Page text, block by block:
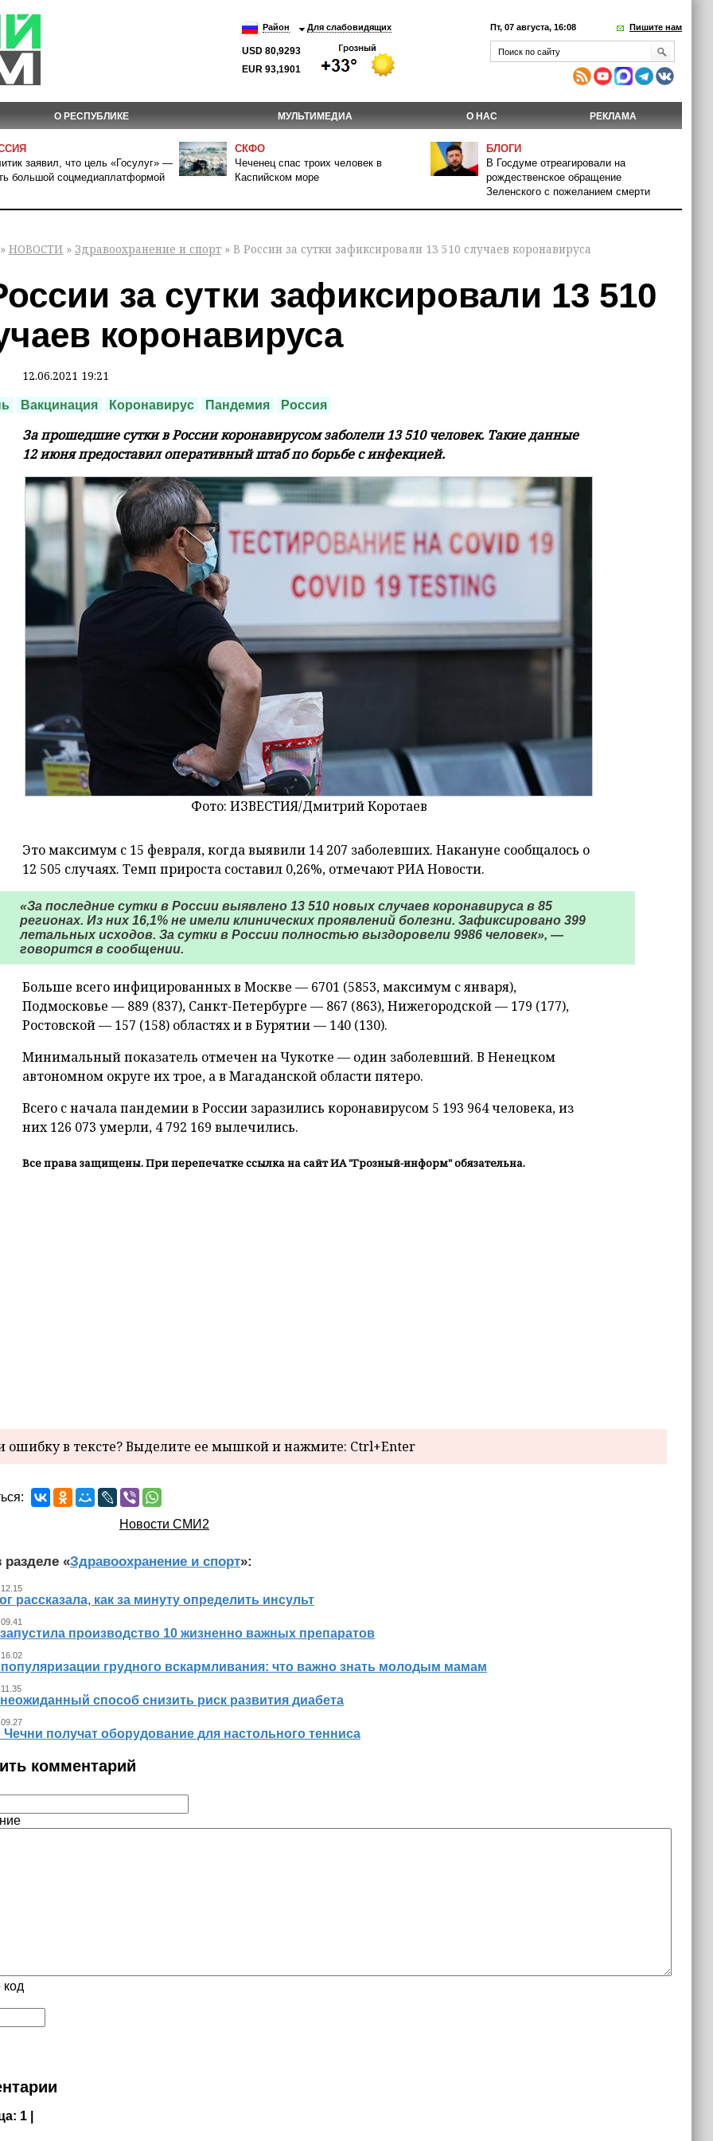
Район Для слабовидящих
USD 80,9293
EUR 93,1901
Пт, 07 августа, 16:08 Пишите нам
О РЕСПУБЛИКЕ МУЛЬТИМЕДИА О НАС РЕКЛАМА
заявил, что цель «Госулуг» —
большой соцмедиаплатформой
СКФО
Чеченец спас троих человек в
Каспийском море
БЛОГИ
В Госдуме отреагировали на
рождественское обращение
Зеленского с пожеланием смерти
» НОВОСТИ » Здравоохранение и спорт » В России за сутки зафиксировали 13 510 случаев коронавируса
за сутки зафиксировали 13 510
коронавируса
12.06.2021 19:21
Вакцинация Коронавирус Пандемия Россия
За прошедшие сутки в России коронавирусом заболели 13 510 человек. Такие данные
12 июня предоставил оперативный штаб по борьбе с инфекцией.
Фото: ИЗВЕСТИЯ/Дмитрий Коротаев
Это максимум с 15 февраля, когда выявили 14 207 заболевших. Накануне сообщалось о
12 505 случаях. Темп прироста составил 0,26%, отмечают РИА Новости.
«За последние сутки в России выявлено 13 510 новых случаев коронавируса в 85
регионах. Из них 16,1% не имели клинических проявлений болезни. Зафиксировано 399
летальных исходов. За сутки в России полностью выздоровели 9986 человек», —
говорится в сообщении.
Больше всего инфицированных в Москве — 6701 (5853, максимум с января),
Подмосковье — 889 (837), Санкт-Петербурге — 867 (863), Нижегородской — 179 (177),
Ростовской — 157 (158) областях и в Бурятии — 140 (130).
Минимальный показатель отмечен на Чукотке — один заболевший. В Ненецком
автономном округе их трое, а в Магаданской области пятеро.
Всего с начала пандемии в России заразились коронавирусом 5 193 964 человека, из
них 126 073 умерли, 4 792 169 вылечились.
Все права защищены. При перепечатке ссылка на сайт ИА "Грозный-информ" обязательна.
в тексте? Выделите ее мышкой и нажмите: Ctrl+Enter
Новости СМИ2
разделе «Здравоохранение и спорт»:
рассказала, как за минуту определить инсульт
производство 10 жизненно важных препаратов
грудного вскармливания: что важно знать молодым мамам
способ снизить риск развития диабета
Чечни получат оборудование для настольного тенниса
комментарий
код
1 |